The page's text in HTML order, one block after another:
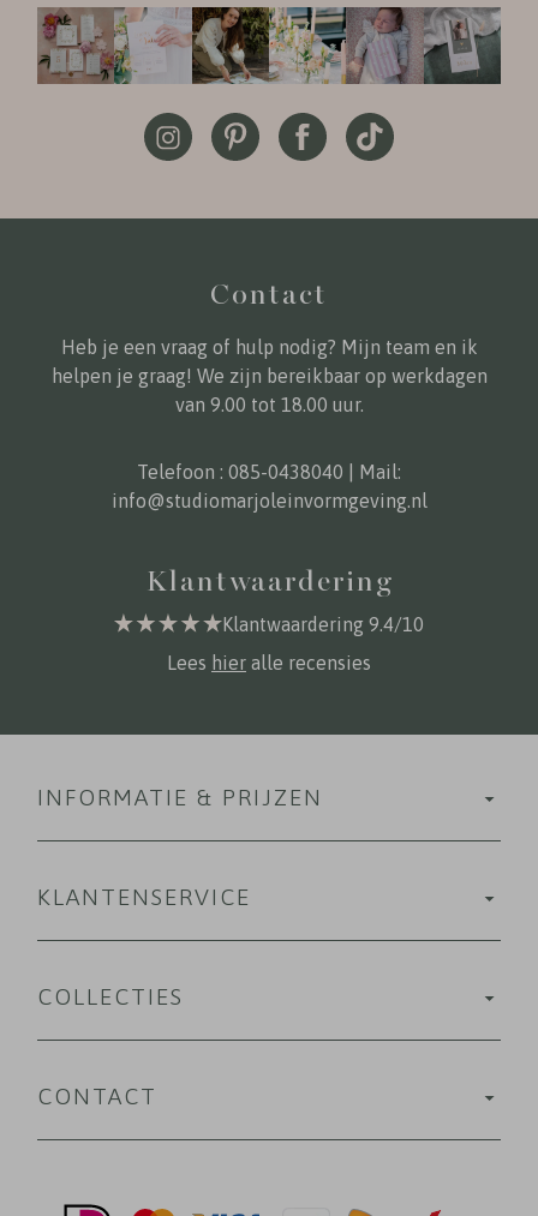
Contact
Heb je een vraag of hulp nodig? Mijn team en ik
helpen je graag! We zijn bereikbaar op werkdagen
van 9.00 tot 18.00 uur.
Telefoon : 085-0438040 | Mail:
info@studiomarjoleinvormgeving.nl
Klantwaardering
Klantwaardering 9.4/10
Lees hier alle recensies
INFORMATIE & PRIJZEN
KLANTENSERVICE
COLLECTIES
CONTACT